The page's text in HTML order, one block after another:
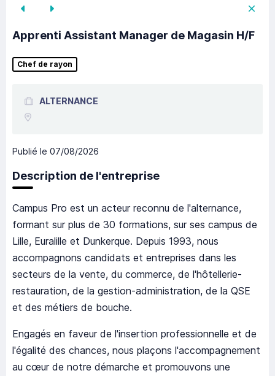
Apprenti Assistant Manager de Magasin H/F
Chef de rayon
ALTERNANCE
Publié le 07/08/2026
Description de l'entreprise
Campus Pro est un acteur reconnu de l'alternance,
formant sur plus de 30 formations, sur ses campus de
Lille, Euralille et Dunkerque. Depuis 1993, nous
accompagnons candidats et entreprises dans les
secteurs de la vente, du commerce, de l'hôtellerie-
restauration, de la gestion-administration, de la QSE
et des métiers de bouche.
Engagés en faveur de l'insertion professionnelle et de
l'égalité des chances, nous plaçons l'accompagnement
au cœur de notre démarche et promouvons une